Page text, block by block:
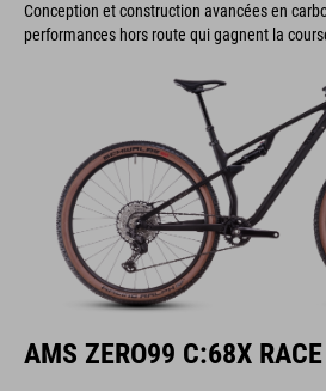
Conception et construction avancées en
performances hors route qui gagnent la
AMS ZERO99 C:68X